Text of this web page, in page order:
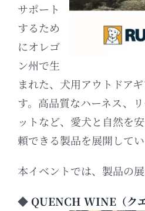
サポート
するため
にオレゴ
ン州で生
まれた、犬用アウトドア
す。 高品質なハーネス、
ットなど、愛犬と自然を
頼できる製品を展開してい
本イベントでは、製品の展
◆QUENCH WINE（クエ